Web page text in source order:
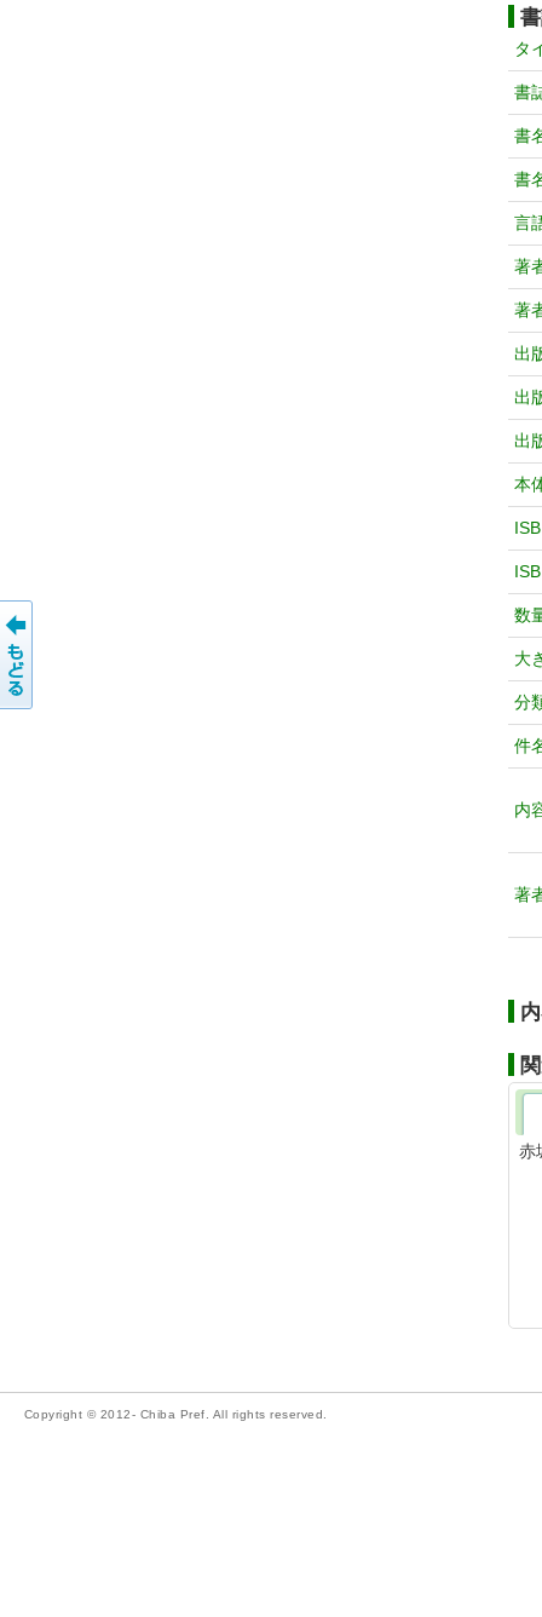
タ
書
書
書
言
著
著
出
出
出
本
数
大
分
件
内
著
赤
Copyright © 2012- Chiba Pref. All rights reserved.